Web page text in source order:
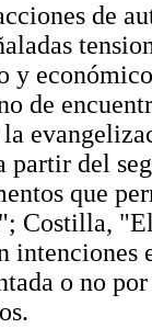
de
y
de
partir del
que
Costilla,
intenciones
o no